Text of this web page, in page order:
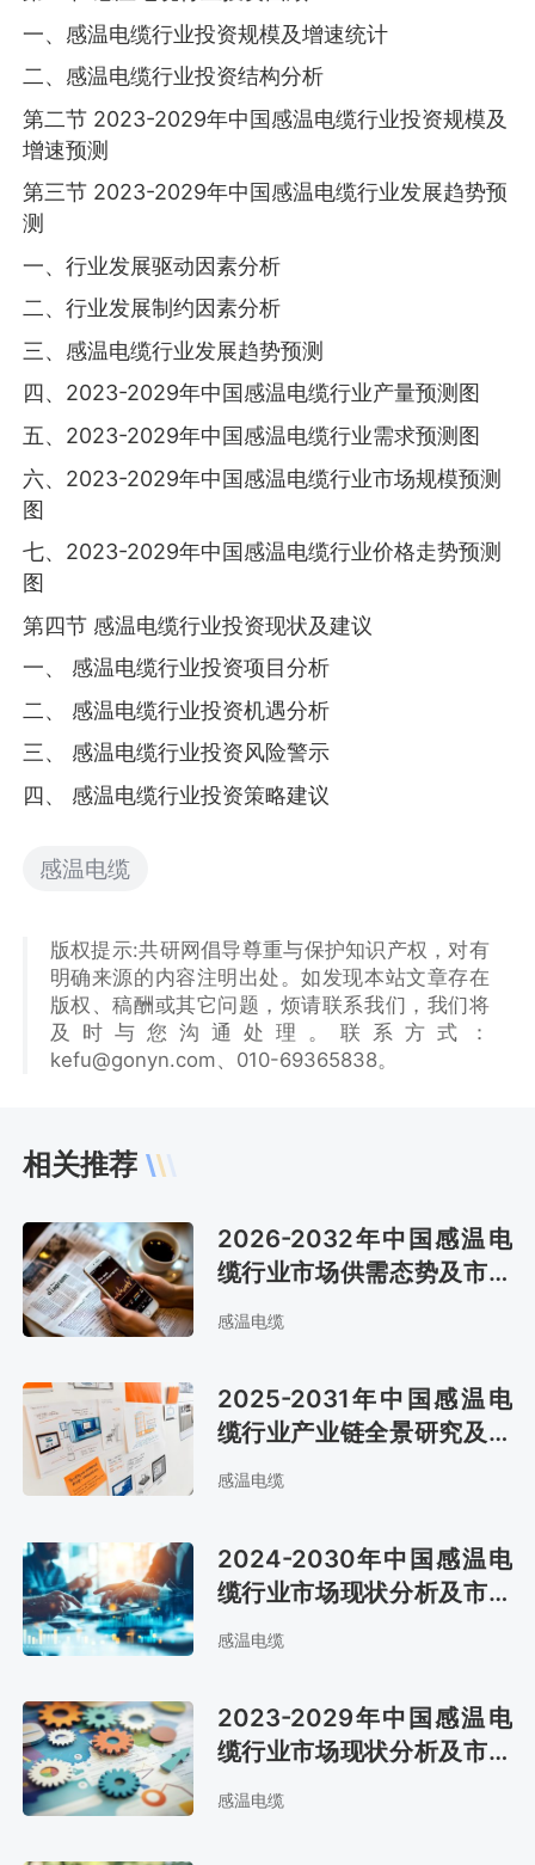
一、感温电缆行业投资规模及增速统计
二、感温电缆行业投资结构分析
第二节 2023-2029年中国感温电缆行业投资规模及
增速预测
第三节 2023-2029年中国感温电缆行业发展趋势预
测
一、行业发展驱动因素分析
二、行业发展制约因素分析
三、感温电缆行业发展趋势预测
四、2023-2029年中国感温电缆行业产量预测图
五、2023-2029年中国感温电缆行业需求预测图
六、2023-2029年中国感温电缆行业市场规模预测
图
七、2023-2029年中国感温电缆行业价格走势预测
图
第四节 感温电缆行业投资现状及建议
一、 感温电缆行业投资项目分析
二、 感温电缆行业投资机遇分析
三、 感温电缆行业投资风险警示
四、 感温电缆行业投资策略建议
感温电缆
版权提示:共研网倡导尊重与保护知识产权，对有
明确来源的内容注明出处。如发现本站文章存在
版权、稿酬或其它问题，烦请联系我们，我们将
及时与您沟通处理。联系方式：
kefu@gonyn.com、010-69365838。
相关推荐
2026-2032年中国感温电
缆行业市场供需态势及市场
感温电缆
2025-2031年中国感温电
缆行业产业链全景研究及市
场趋势预测报告
感温电缆
2024-2030年中国感温电
缆行业市场现状分析及市场
前景评估报告
感温电缆
2023-2029年中国感温电
缆行业市场现状分析及市场
趋势预测报告
感温电缆